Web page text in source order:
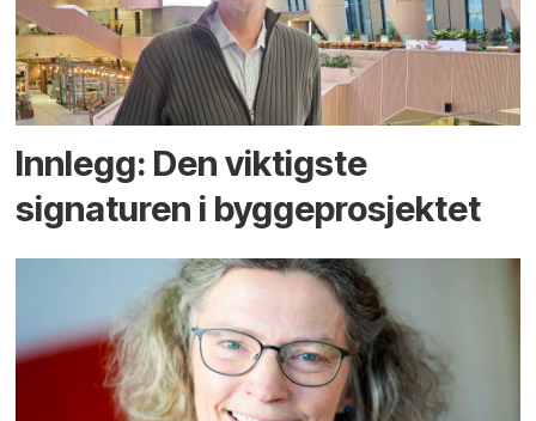
Innlegg: Den viktigste
signaturen i bygge­­prosjektet